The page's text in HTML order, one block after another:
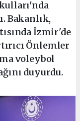
Bakanlık,
İzmir'de
Önlemler
voleybol
duyurdu.